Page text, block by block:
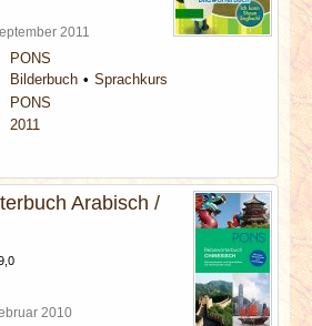
2011
PONS
Bilderbuch
Sprachkurs
PONS
2011
Arabisch /
2010